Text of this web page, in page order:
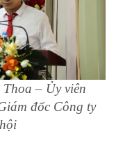
– Ủy viên
đốc Công ty